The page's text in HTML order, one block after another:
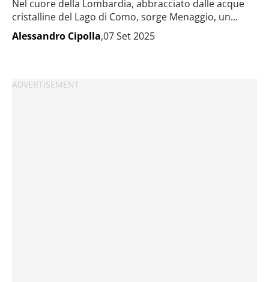
Nel cuore della Lombardia, abbracciato dalle acque
cristalline del Lago di Como, sorge Menaggio, un...
Alessandro Cipolla,07 Set 2025